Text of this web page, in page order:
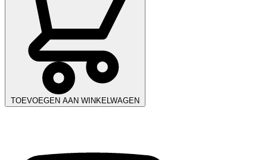
TOEVOEGEN AAN WINKELWAGEN